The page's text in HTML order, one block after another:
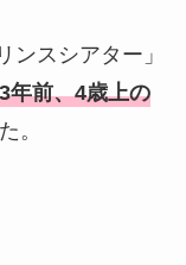
ンスシアター」
年前、4歳上の
。